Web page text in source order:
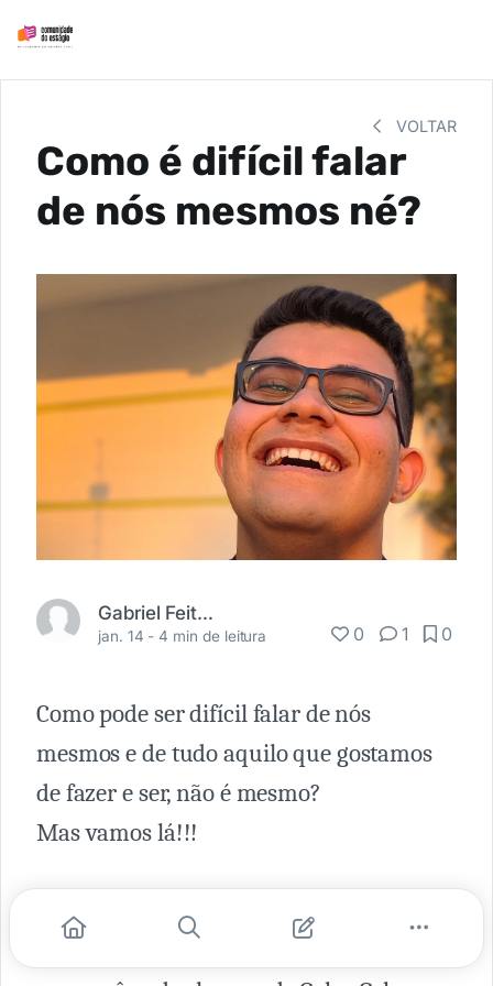
VOLTAR
Como é difícil falar
de nós mesmos né?
Gabriel Feitosa
jan. 14 -4 min de leitura 0 1 0
Como pode ser difícil falar de nós
mesmos e de tudo aquilo que gostamos
de fazer e ser, não é mesmo?
Mas vamos lá!!!
Oi Oi Galerinha, como vão?????